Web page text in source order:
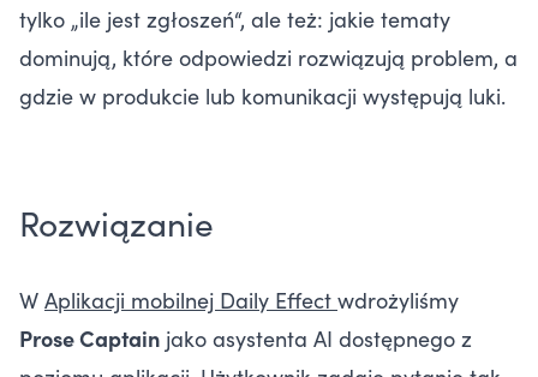
tylko „ile jest zgłoszeń“, ale też: jakie tematy
dominują, które odpowiedzi rozwiązują problem, a
gdzie w produkcie lub komunikacji występują luki.
Rozwiązanie
W Aplikacji mobilnej Daily Effect wdrożyliśmy
Prose Captain jako asystenta AI dostępnego z